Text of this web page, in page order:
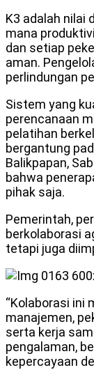
K3 adalah nilai
mana
dan setiap
aman.
perlindungan
Sistem yang
perencanaan
pelatihan
bergantung
Balikpapan,
bahwa
pihak saja.
Pemerintah,
berkolaborasi
tetapi juga
“Kolaborasi ini
manajemen,
serta kerja
pengalaman,
kepercayaan